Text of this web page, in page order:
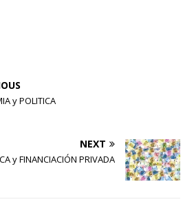
y POLITICA
NEXT
y FINANCIACIÓN PRIVADA